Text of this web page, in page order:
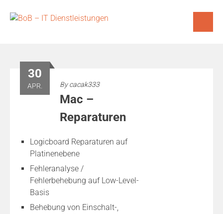
30
APR. Bycacak333
Mac –
Reparaturen
Logicboard Reparaturen auf
Platinenebene
Fehleranalyse /
Fehlerbehebung auf Low-Level-
Basis
Behebung von Einschalt-,